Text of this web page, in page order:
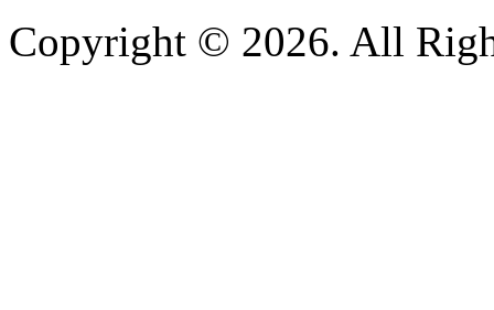
Copyright © 2026. All